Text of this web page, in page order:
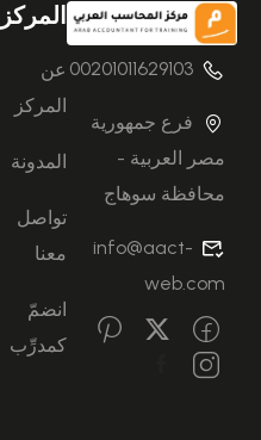
00201011629103
فرع جمهورية
مصر العربية -
محافظة سوهاج
info@aact-
web.com
المركز
عن
المركز
المدونة
تواصل
معنا
انضمّ
كمدرِّب